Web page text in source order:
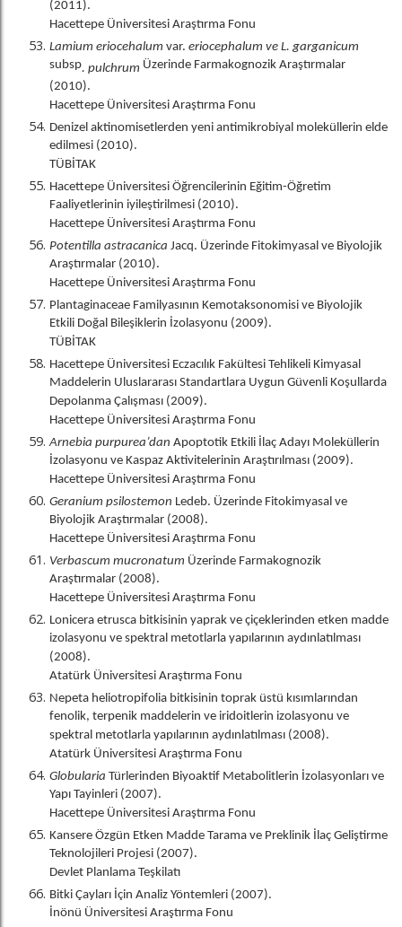
(2011).
Hacettepe Üniversitesi Araştırma Fonu
Lamium eriocehalum var. eriocephalum ve L. garganicum
subsp. pulchrum Üzerinde Farmakognozik Araştırmalar
(2010).
Hacettepe Üniversitesi Araştırma Fonu
Denizel aktinomisetlerden yeni antimikrobiyal moleküllerin elde
edilmesi (2010).
TÜBİTAK
Hacettepe Üniversitesi Öğrencilerinin Eğitim-Öğretim
Faaliyetlerinin iyileştirilmesi (2010).
Hacettepe Üniversitesi Araştırma Fonu
Potentilla astracanica Jacq. Üzerinde Fitokimyasal ve Biyolojik
Araştırmalar (2010).
Hacettepe Üniversitesi Araştırma Fonu
Plantaginaceae Familyasının Kemotaksonomisi ve Biyolojik
Etkili Doğal Bileşiklerin İzolasyonu (2009).
TÜBİTAK
Hacettepe Üniversitesi Eczacılık Fakültesi Tehlikeli Kimyasal
Maddelerin Uluslararası Standartlara Uygun Güvenli Koşullarda
Depolanma Çalışması (2009).
Hacettepe Üniversitesi Araştırma Fonu
Arnebia purpurea’dan Apoptotik Etkili İlaç Adayı Moleküllerin
İzolasyonu ve Kaspaz Aktivitelerinin Araştırılması (2009).
Hacettepe Üniversitesi Araştırma Fonu
Geranium psilostemon Ledeb. Üzerinde Fitokimyasal ve
Biyolojik Araştırmalar (2008).
Hacettepe Üniversitesi Araştırma Fonu
Verbascum mucronatum Üzerinde Farmakognozik
Araştırmalar (2008).
Hacettepe Üniversitesi Araştırma Fonu
Lonicera etrusca bitkisinin yaprak ve çiçeklerinden etken madde
izolasyonu ve spektral metotlarla yapılarının aydınlatılması
(2008).
Atatürk Üniversitesi Araştırma Fonu
Nepeta heliotropifolia bitkisinin toprak üstü kısımlarından
fenolik, terpenik maddelerin ve iridoitlerin izolasyonu ve
spektral metotlarla yapılarının aydınlatılması (2008).
Atatürk Üniversitesi Araştırma Fonu
Globularia Türlerinden Biyoaktif Metabolitlerin İzolasyonları ve
Yapı Tayinleri (2007).
Hacettepe Üniversitesi Araştırma Fonu
Kansere Özgün Etken Madde Tarama ve Preklinik İlaç Geliştirme
Teknolojileri Projesi (2007).
Devlet Planlama Teşkilatı
Bitki Çayları İçin Analiz Yöntemleri (2007).
İnönü Üniversitesi Araştırma Fonu